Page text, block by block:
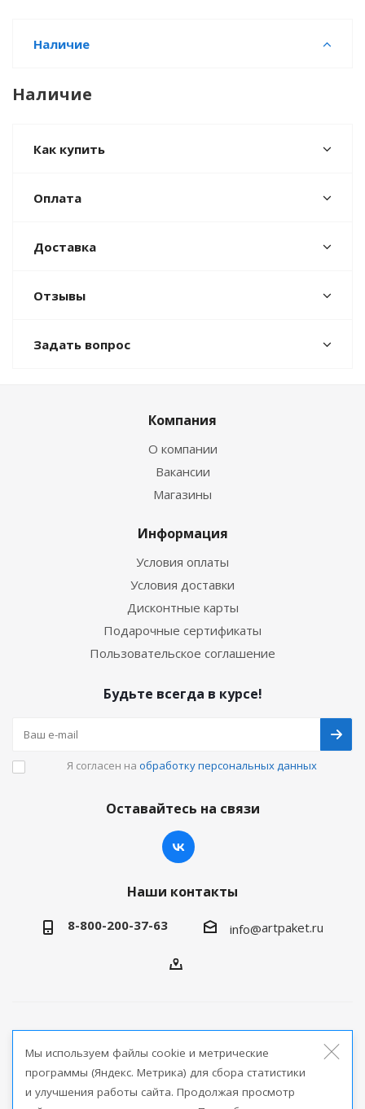
Наличие
Наличие
Как купить
Оплата
Доставка
Отзывы
Задать вопрос
Компания
О компании
Вакансии
Магазины
Информация
Условия оплаты
Условия доставки
Дисконтные карты
Подарочные сертификаты
Пользовательское соглашение
Будьте всегда в курсе!
Я согласен на обработку персональных данных
Оставайтесь на связи
Наши контакты
8-800-200-37-63 info@artpaket.ru
продукции
Версия для печати
Мы используем файлы cookie и метрические
программы (Яндекс. Метрика) для сбора статистики
и улучшения работы сайта. Продолжая просмотр